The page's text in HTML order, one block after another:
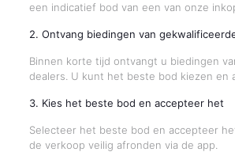
een indicatief bod van een van onze
2. Ontvang biedingen van
Binnen korte tijd ontvangt u biedingen
dealers. U kunt het beste bod kiezen en
3. Kies het beste bod en accepteer het
Selecteer het beste bod en accepteer
de verkoop veilig afronden via de app.